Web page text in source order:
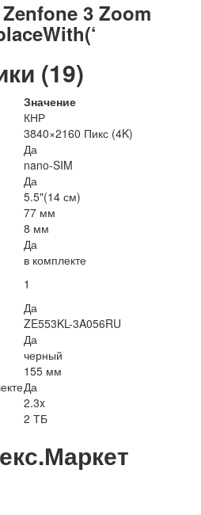
3 Zoom
(19)
Значение
КНР
3840×2160 Пикс (4K)
Да
nano-SIM
Да
5.5"(14 см)
77 мм
8 мм
Да
в комплекте
1
Да
ZE553KL-3A056RU
Да
черный
155 мм
Да
2.3x
2 ТБ